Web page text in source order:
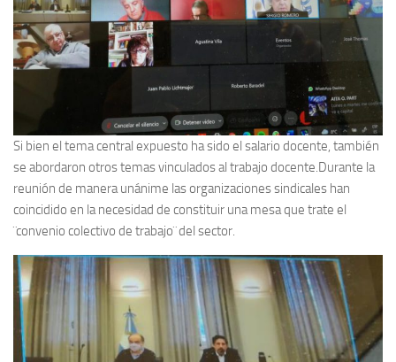
Si bien el tema central expuesto ha sido el salario docente, también
se abordaron otros temas vinculados al trabajo docente.Durante la
reunión de manera unánime las organizaciones sindicales han
coincidido en la necesidad de constituir una mesa que trate el
¨convenio colectivo de trabajo¨ del sector.